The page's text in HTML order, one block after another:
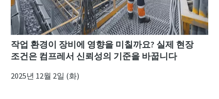
작업 환경이 장비에 영향을 미칠까요? 실제 현장
조건은 컴프레서 신뢰성의 기준을 바꿉니다
2025년 12월 2일 (화)